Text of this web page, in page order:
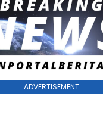
ADVERTISEMENT